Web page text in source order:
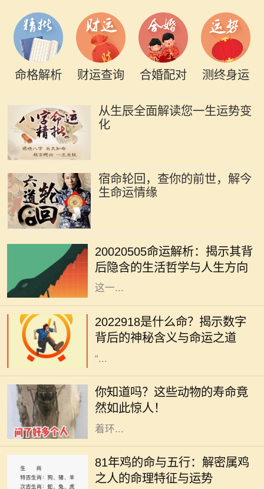
命格解析 财运查询 合婚配对 测终身运
从生辰全面解读您一生运势变
化
宿命轮回，查你的前世，解今
生命运情缘
20020505命运解析：揭示其背
后隐含的生活哲学与人生方向
密码，2002年5月5日也是如此。这
一天的组合，不仅仅是数字的叠加，
更是宇宙中某种能量的交汇。通过对
这一...
2022918是什么命？揭示数字
背后的神秘含义与命运之道
在中国传统文化中，数字与命运之间
有着千丝万缕的联系。尤其是某些特
定的数字，常常被赋予特殊的意义和
象征。今天，我们就来深入探讨一下
“...
你知道吗？这些动物的寿命竟
然如此惊人！
在自然界中，各种动物以不同的方式
生存着，而其中一些小生命却拥有令
人惊叹的长寿。在地球的丰富生态
中，每一种动物都以自己的方式适应
着环...
81年鸡的命与五行：解密属鸡
之人的命理特征与运势
在中国传统文化中，生肖和五行的组
合常常被用来解读一个人的命运与性
格特征。1981年出生的人属鸡，根据
五行的理论，出生于这一年的鸡是